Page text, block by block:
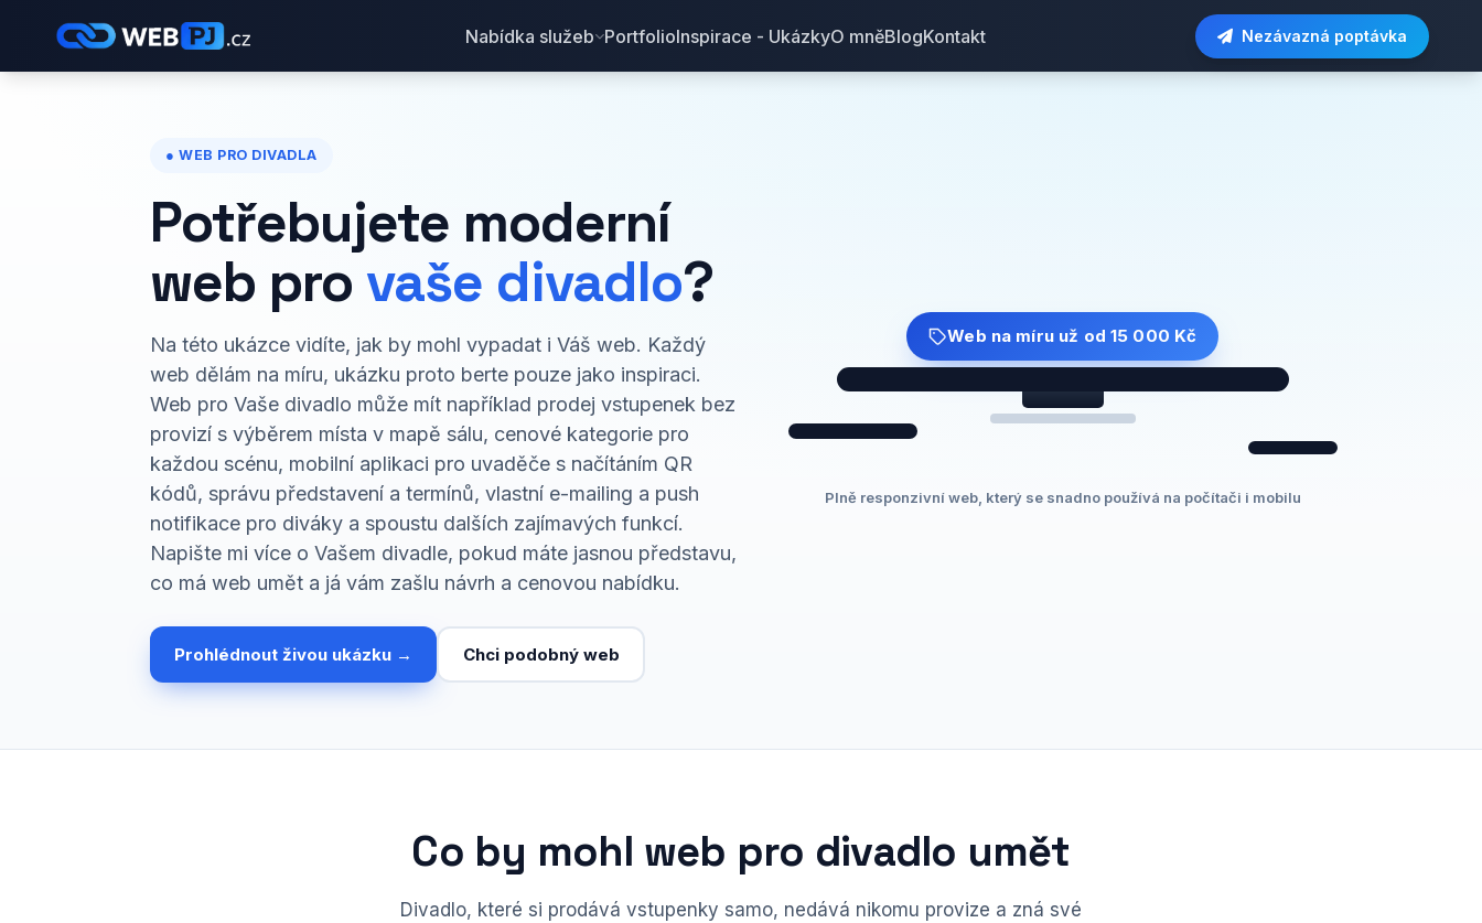
Nabídka služeb PortfolioInspirace - UkázkyO mněBlogKontakt Nezávazná poptávka
● WEB PRO DIVADLA
Potřebujete moderní
web pro vaše divadlo?
Na této ukázce vidíte, jak by mohl vypadat i Váš web. Každý
web dělám na míru, ukázku proto berte pouze jako inspiraci.
Web pro Vaše divadlo může mít například prodej vstupenek bez
provizí s výběrem místa v mapě sálu, cenové kategorie pro
každou scénu, mobilní aplikaci pro uvaděče s načítáním QR
kódů, správu představení a termínů, vlastní e-mailing a push
notifikace pro diváky a spoustu dalších zajímavých funkcí.
Napište mi více o Vašem divadle, pokud máte jasnou představu,
co má web umět a já vám zašlu návrh a cenovou nabídku.
Prohlédnout živou ukázku → Chci podobný web
Web na míru už od 15 000 Kč
Plně responzivní web, který se snadno používá na počítači i mobilu
Co by mohl web pro divadlo umět
Divadlo, které si prodává vstupenky samo, nedává nikomu provize a zná své